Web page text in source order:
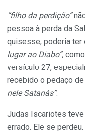
“filho da perdição”
pessoa à perda da
quisesse, poderia ter
lugar ao Diabo”,
versículo 27,
recebido o pedaço
nele Satanás”.
Judas Iscariotes teve
errado. Ele se